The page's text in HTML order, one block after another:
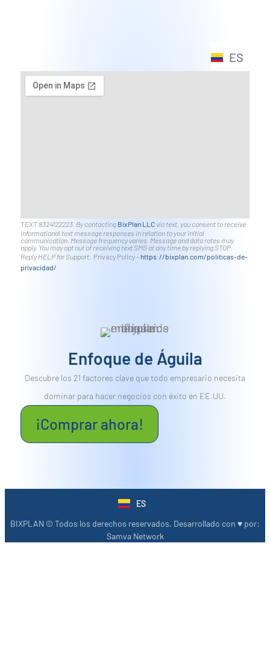
Enfoque de Águila
Descubre los 21 factores clave que todo empresario necesita
dominar para hacer negocios con éxito en EE.UU.
¡Comprar ahora!
ES
EN
TEXT 8324122223. By contacting BixPlan LLCvia text, you consent to receive
informational text message responses in relation to your initial
communication. Message frequency varies. Message and data rates may
apply. You may opt out of receiving text SMS at any time by replying STOP.
Reply HELP for Support. Privacy Policy – https://bixplan.com/politicas-de-
privacidad/
ES
EN
BIXPLAN © Todos los derechos reservados. Desarrollado con ♥︎ por:
Samva Network